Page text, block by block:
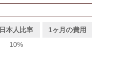
日本人比率
1ヶ月の費用
10%